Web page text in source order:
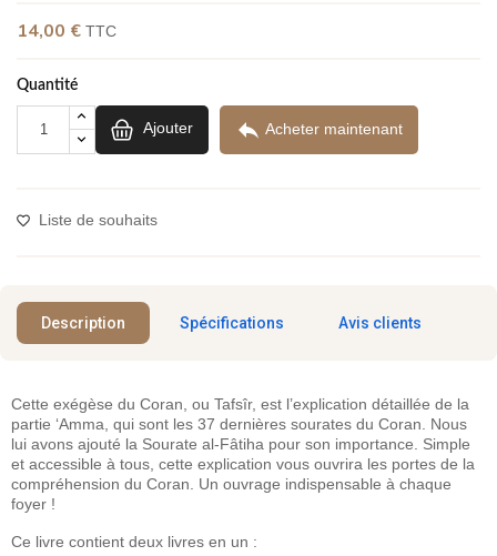
14,00 € TTC
Quantité
Ajouter  Acheter maintenant
Liste de souhaits
Description Spécifications Avis clients
Cette exégèse du Coran, ou Tafsîr, est l’explication détaillée de la
partie ‘Amma, qui sont les 37 dernières sourates du Coran. Nous
lui avons ajouté la Sourate al-Fâtiha pour son importance. Simple
et accessible à tous, cette explication vous ouvrira les portes de la
compréhension du Coran. Un ouvrage indispensable à chaque
foyer !
Ce livre contient deux livres en un :